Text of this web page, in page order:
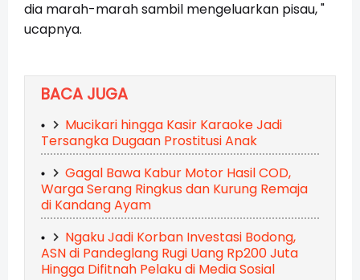
dia marah-marah sambil mengeluarkan pisau, "
ucapnya.
BACA JUGA
Mucikari hingga Kasir Karaoke Jadi
Tersangka Dugaan Prostitusi Anak
Gagal Bawa Kabur Motor Hasil COD,
Warga Serang Ringkus dan Kurung Remaja
di Kandang Ayam
Ngaku Jadi Korban Investasi Bodong,
ASN di Pandeglang Rugi Uang Rp200 Juta
Hingga Difitnah Pelaku di Media Sosial